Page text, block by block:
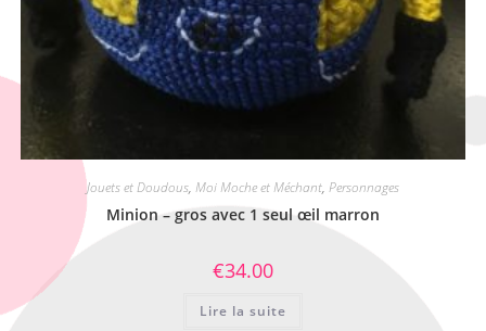
Jouets et Doudous, Moi Moche et Méchant, Personnages
Minion – gros avec 1 seul œil marron
€34.00
Lire la suite